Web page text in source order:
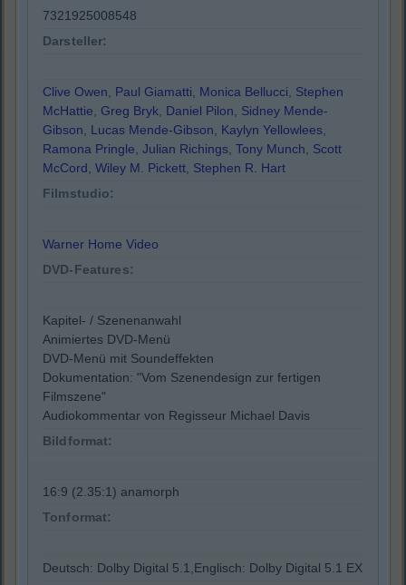
7321925008548
Darsteller:
Clive Owen, Paul Giamatti, Monica Bellucci, Stephen
McHattie, Greg Bryk, Daniel Pilon, Sidney Mende-
Gibson, Lucas Mende-Gibson, Kaylyn Yellowlees,
Ramona Pringle, Julian Richings, Tony Munch, Scott
McCord, Wiley M. Pickett, Stephen R. Hart
Filmstudio:
Warner Home Video
DVD-Features:
Kapitel- / Szenenanwahl
Animiertes DVD-Menü
DVD-Menü mit Soundeffekten
Dokumentation: "Vom Szenendesign zur fertigen
Filmszene"
Audiokommentar von Regisseur Michael Davis
Bildformat:
16:9 (2.35:1) anamorph
Tonformat:
Deutsch: Dolby Digital 5.1,Englisch: Dolby Digital 5.1 EX